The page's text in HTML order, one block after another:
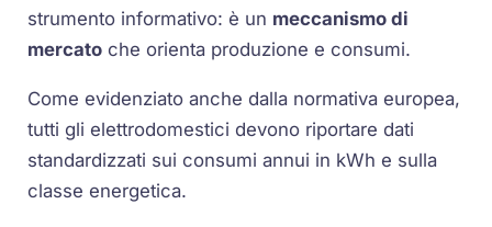
strumento informativo: è un meccanismo di
mercato che orienta produzione e consumi.
Come evidenziato anche dalla normativa europea,
tutti gli elettrodomestici devono riportare dati
standardizzati sui consumi annui in kWh e sulla
classe energetica.